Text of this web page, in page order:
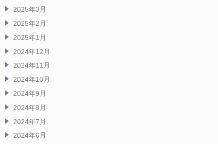
2025年3月
2025年2月
2025年1月
2024年12月
2024年11月
2024年10月
2024年9月
2024年8月
2024年7月
2024年6月